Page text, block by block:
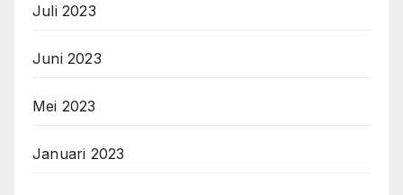
Juli 2023
Juni 2023
Mei 2023
Januari 2023